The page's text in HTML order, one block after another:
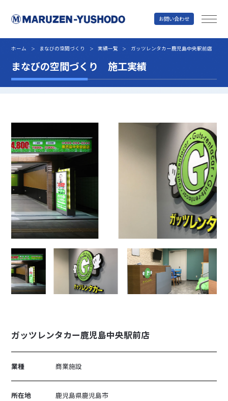
丸善雄松堂
お問い合わせ
ホーム ＞ まなびの空間づくり ＞ 実績一覧 ＞ ガッツレンタカー鹿児島中央駅前店
まなびの空間づくり 施工実績
ガッツレンタカー鹿児島中央駅前店
業種 商業施設
所在地 鹿児島県鹿児島市